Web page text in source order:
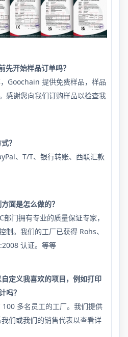
先开始样品订单吗？
Goochain 提供免费样品，样品
感谢您向我们订购样品以检查我
？
、T/T、银行转账、西联汇款
面是怎么做的？
门拥有专业的质量保证专家，
制。我们的工厂已获得 Rohs、
认证。等等
定义我喜欢的项目，例如打印
吗？
多名员工的工厂。我们提供
们或我们的销售代表以查看详